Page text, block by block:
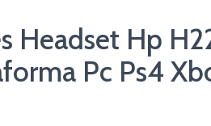
Headset Hp
Pc Ps4